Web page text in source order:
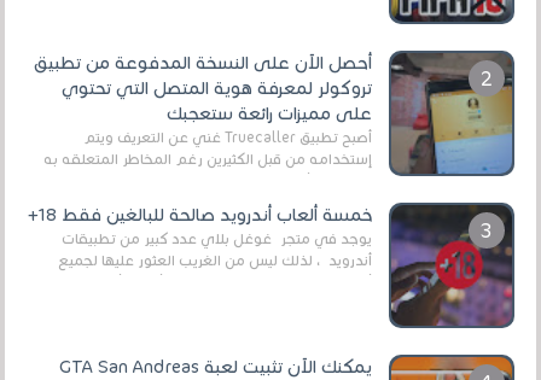
أحصل الآن على النسخة المدفوعة من تطبيق
تروكولر لمعرفة هوية المتصل التي تحتوي
على مميزات رائعة ستعجبك
أصبح تطبيق Truecaller غني عن التعريف ويتم
إستخدامه من قبل الكثيرين رغم المخاطر المتعلقه به
خمسة ألعاب أندرويد صالحة للبالغين فقط 18+
يوجد في متجر غوغل بلاي عدد كبير من تطبيقات
أندرويد ، لذلك ليس من الغريب العثور عليها لجميع
يمكنك الآن تثبيت لعبة GTA San Andreas